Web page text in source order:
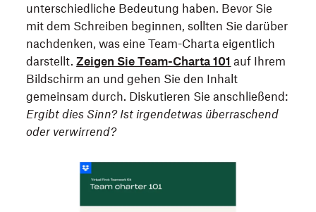
unterschiedliche Bedeutung haben. Bevor Sie
mit dem Schreiben beginnen, sollten Sie darüber
nachdenken, was eine Team-Charta eigentlich
darstellt.Zeigen Sie Team-Charta 101 auf Ihrem
Bildschirm an und gehen Sie den Inhalt
gemeinsam durch. Diskutieren Sie anschließend:
Ergibt dies Sinn? Ist irgendetwas überraschend
oder verwirrend?